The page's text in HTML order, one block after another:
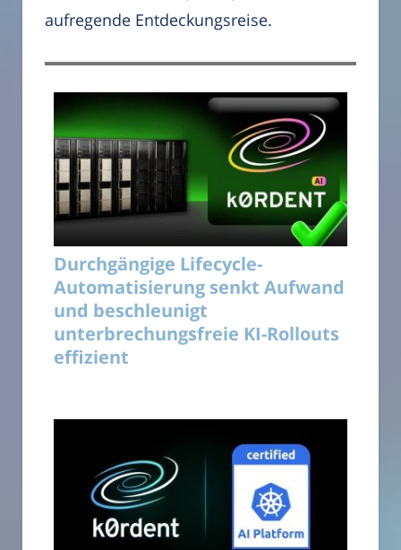
aufregende Entdeckungsreise.
Durchgängige Lifecycle-
Automatisierung senkt Aufwand
und beschleunigt
unterbrechungsfreie KI-Rollouts
effizient